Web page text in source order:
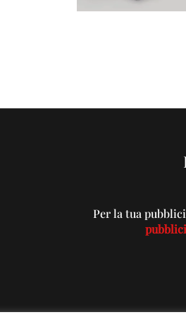
Per la tua